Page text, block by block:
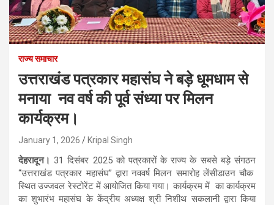
राज्य समाचार
उत्तराखंड पत्रकार महासंघ ने बड़े धूमधाम से
मनाया नव वर्ष की पूर्व संध्या पर मिलन
कार्यक्रम।
January 1, 2026 Kripal Singh
देहरादून। 31 दिसंबर 2025 को पत्रकारों के राज्य के सबसे बड़े संगठन
“उत्तराखंड पत्रकार महासंघ” द्वारा नववर्ष मिलन समारोह लेंसीडाउन चौक
स्थित उज्जवल रेस्टोरेंट में आयोजित किया गया। कार्यक्रम में का कार्यक्रम
का शुभारंभ महासंघ के केंद्रीय अध्यक्ष श्री निशीथ सकलानी द्वारा किया